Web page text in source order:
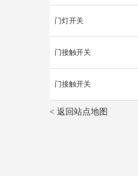
门灯开关
门接触开关
门接触开关
< 返回站点地图